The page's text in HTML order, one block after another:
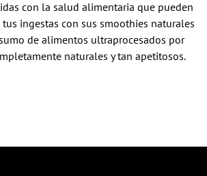
con la salud alimentaria que pueden
tus ingestas con sus smoothies naturales
de alimentos ultraprocesados por
naturales y tan apetitosos.